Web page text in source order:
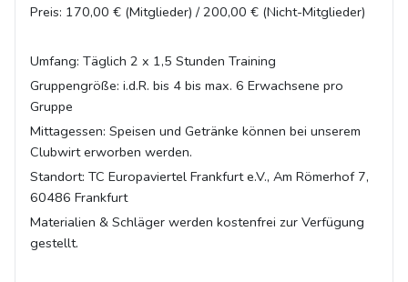
Preis: 170,00 € (Mitglieder) / 200,00 € (Nicht-Mitglieder)
Umfang: Täglich 2 x 1,5 Stunden Training
Gruppengröße: i.d.R. bis 4 bis max. 6 Erwachsene pro
Gruppe
Mittagessen: Speisen und Getränke können bei unserem
Clubwirt erworben werden.
Standort: TC Europaviertel Frankfurt e.V., Am Römerhof 7,
60486 Frankfurt
Materialien & Schläger werden kostenfrei zur Verfügung
gestellt.